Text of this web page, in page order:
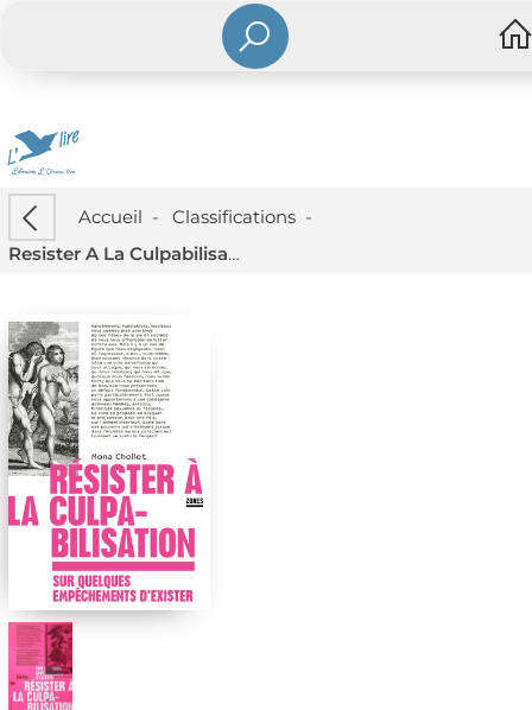
Accueil - Classifications-
Resister A La Culpabilisation : Sur Quelques Empechements D'exister